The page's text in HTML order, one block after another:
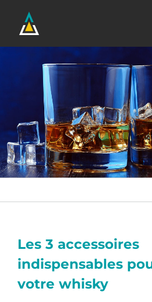
contenu
Les 3 accessoires
indispensables
votre whisky